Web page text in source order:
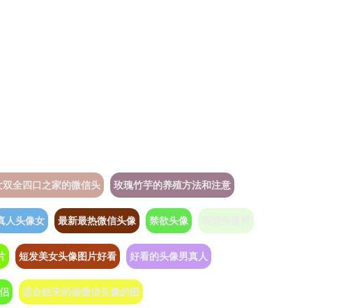
双全四口之家的微信头 玫瑰竹芋的养殖方法和注意
人头像女 最新最热微信头像 禁欲头像
短发美女头像图片好看 好看的头像男真人
适合姓宋的做微信头像的图